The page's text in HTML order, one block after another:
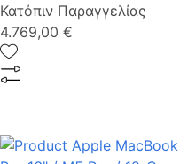
Κατόπιν Παραγγελίας
4.769,00 €